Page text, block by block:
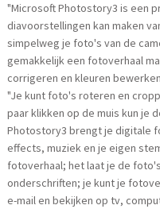
"Microsoft Photostory3 is een
diavoorstellingen kan maken
simpelweg je foto's van de
gemakkelijk een fotoverhaal
corrigeren en kleuren
"Je kunt foto's roteren en
paar klikken op de muis kun je
Photostory3 brengt je digitale
effects, muziek en je eigen
fotoverhaal; het laat je de
onderschriften; je kunt je
e-mail en bekijken op tv,